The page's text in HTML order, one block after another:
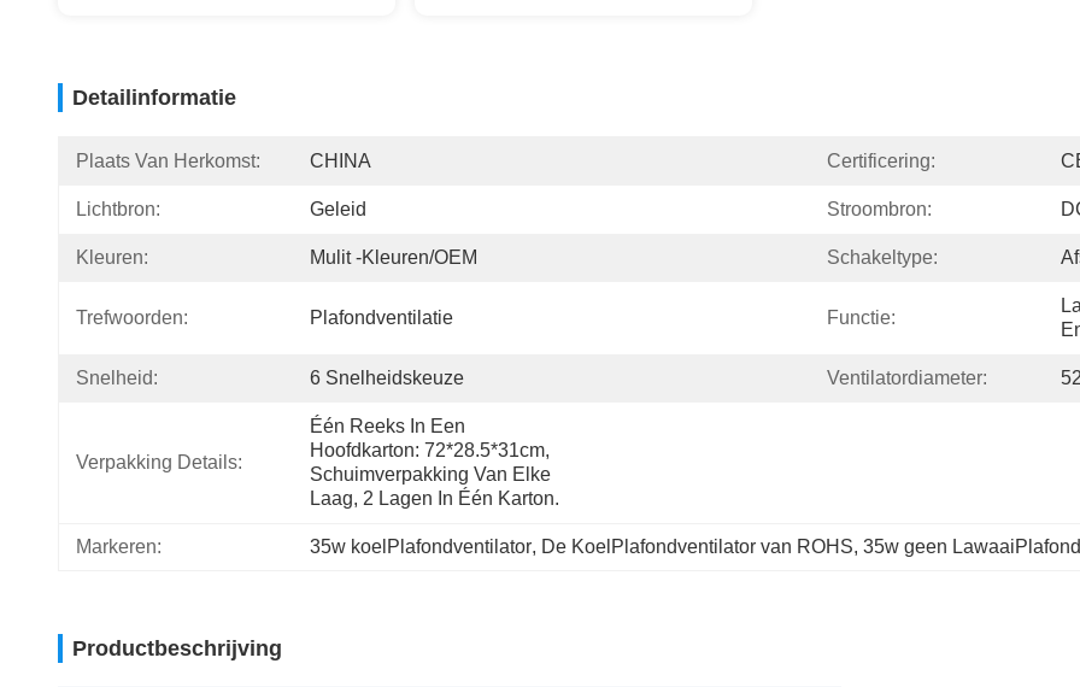
Detailinformatie
Plaats Van Herkomst: CHINA Certificering:
Lichtbron: Geleid Stroombron:
Kleuren: Mulit -kleuren/OEM Schakeltype:
Trefwoorden: Plafondventilatie Functie:
Snelheid: 6 Snelheidskeuze Ventilatordiameter:
Verpakking Details:
Één Reeks In Een
Hoofdkarton: 72*28.5*31cm,
Schuimverpakking Van Elke
Laag, 2 Lagen In Één Karton.
Markeren: 35w koelPlafondventilator, De KoelPlafondventilator van ROHS, 35w geen
Productbeschrijving